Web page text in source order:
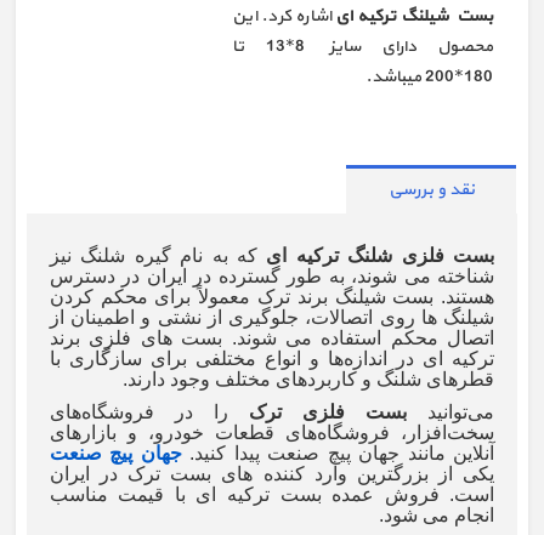
بست شیلنگ ترکیه ایاشاره کرد. این
محصول دارای سایز 8*13 تا
180*200 میباشد.
نقد و بررسی
بست فلزی شلنگ ترکیه ای که به نام گیره شلنگ نیز
شناخته می شوند، به طور گسترده در ایران در دسترس
هستند. بست شیلنگ برند ترک معمولاً برای محکم کردن
شیلنگ ها روی اتصالات، جلوگیری از نشتی و اطمینان از
اتصال محکم استفاده می شوند. بست های فلزی برند
ترکیه ای در اندازه‌ها و انواع مختلفی برای سازگاری با
قطرهای شلنگ و کاربردهای مختلف وجود دارند.
می‌توانید بست فلزی ترک را در فروشگاه‌های
سخت‌افزار، فروشگاه‌های قطعات خودرو، و بازارهای
آنلاین مانند جهان پیچ صنعت پیدا کنید.جهان پیچ صنعت
یکی از بزرگترین وارد کننده های بست ترک در ایران
است. فروش عمده بست ترکیه ای با قیمت مناسب
انجام می شود.